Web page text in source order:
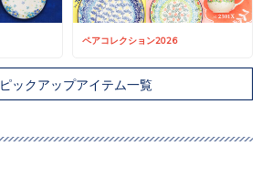
ペアコレクション2026
ピックアップアイテム一覧